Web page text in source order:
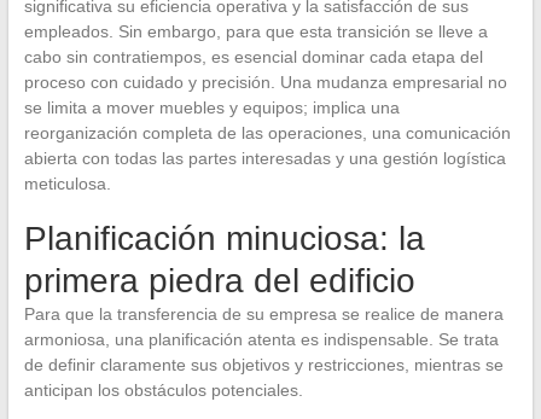
significativa su eficiencia operativa y la satisfacción de sus
empleados. Sin embargo, para que esta transición se lleve a
cabo sin contratiempos, es esencial dominar cada etapa del
proceso con cuidado y precisión. Una mudanza empresarial no
se limita a mover muebles y equipos; implica una
reorganización completa de las operaciones, una comunicación
abierta con todas las partes interesadas y una gestión logística
meticulosa.
Planificación minuciosa: la
primera piedra del edificio
Para que la transferencia de su empresa se realice de manera
armoniosa, una planificación atenta es indispensable. Se trata
de definir claramente sus objetivos y restricciones, mientras se
anticipan los obstáculos potenciales.